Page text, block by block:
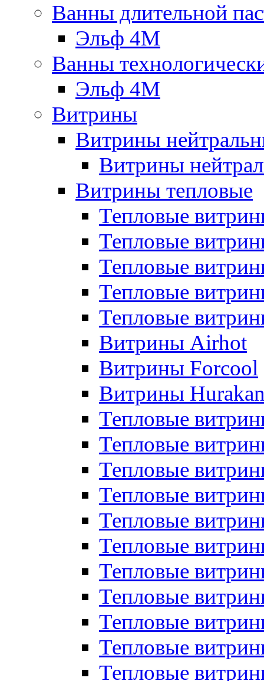
Ванны длительной
Эльф 4М
Ванны
Эльф 4М
Витрины
Витрины
Витрины
Витрины тепловые
Тепловые
Тепловые
Тепловые
Тепловые
Тепловые
Витрины Airhot
Витрины Forcool
Витрины
Тепловые
Тепловые
Тепловые
Тепловые
Тепловые
Тепловые
Тепловые
Тепловые
Тепловые
Тепловые
Тепловые